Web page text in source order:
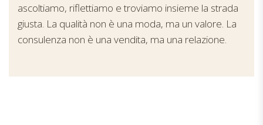
ascoltiamo, riflettiamo e troviamo insieme la strada
giusta. La qualità non è una moda, ma un valore. La
consulenza non è una vendita, ma una relazione.